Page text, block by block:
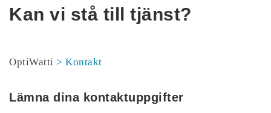
Bli vår partner!
Kan vi stå till tjänst?
OptiWatti > Kontakt
Lämna dina kontaktuppgifter